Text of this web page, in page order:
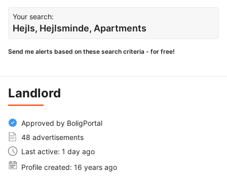
Your search:
Hejls, Hejlsminde, Apartments
Send me alerts based on these search criteria - for free!
Landlord
Approved by BoligPortal
48 advertisements
Last active: 1 day ago
Profile created: 16 years ago